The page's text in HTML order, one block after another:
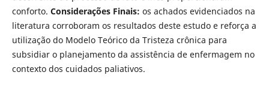
conforto. Considerações Finais: os achados evidenciados na
literatura corroboram os resultados deste estudo e reforça a
utilização do Modelo Teórico da Tristeza crônica para
subsidiar o planejamento da assistência de enfermagem no
contexto dos cuidados paliativos.